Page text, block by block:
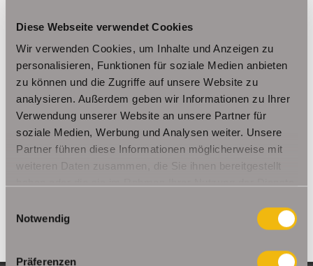
Diese Webseite verwendet Cookies
Wir verwenden Cookies, um Inhalte und Anzeigen zu
personalisieren, Funktionen für soziale Medien anbieten
zu können und die Zugriffe auf unsere Website zu
analysieren. Außerdem geben wir Informationen zu Ihrer
Verwendung unserer Website an unsere Partner für
soziale Medien, Werbung und Analysen weiter. Unsere
Partner führen diese Informationen möglicherweise mit
weiteren Daten zusammen, die Sie ihnen bereitgestellt
Notwendig
Präferenzen
Ohrdruf Riethnordhausen Ruhla
Saalfeld/Saale / Remschütz Steinbach-Hallenberg/ Viernau
Tonna / Gräfentonna Udestedt
Unstrut- Hainich /Großengottern
Weimar / Legefeld
Immo Am Ettersberg Haus Am Ettersberg Häuser Am Ettersberg
kaufen Am Ettersberg Immobilie Am Ettersberg Immobilien Am
Ettersberg
Hauskauf Am Ettersberg
Immobilienkauf Am